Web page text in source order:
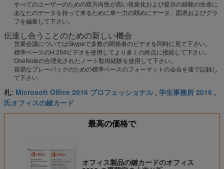
すべてのユーザーのための双方向性が高い視覚化および提示の経験の生命に
あなたのデータを持って来るために単一力の眺めにデータ、図表およびグラ
フを編集して下さい。
伝達し合うことのための新しい機会
営業会議についてはSkypeで多数の関係者のビデオを同時に見て下さい。
標準ベースのH.264ビデオを使用してより多くの終点に接続して下さい。
OneNoteの合理化されたノート取得経験を使用して下さい。
容易なプレーバックのための標準ベースのフォーマットの会合を後で記録し
て下さい
札: Microsoft Office 2016 プロフェッショナル, 学生事務所 2016 ,
氏オフィスの鍵カード
最高の価格で
オフィス製品の鍵カードのオフィス